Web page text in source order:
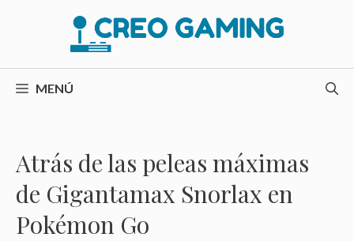
MENÚ
Atrás de las peleas máximas
de Gigantamax Snorlax en
Pokémon Go